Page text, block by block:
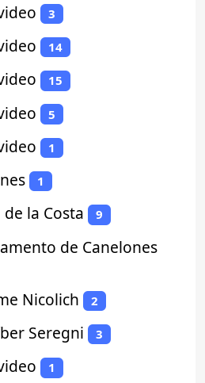
3
14
15
5
1
1
la Costa 9
de Canelones
Nicolich 2
Seregni 3
1